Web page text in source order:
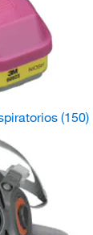
(150)